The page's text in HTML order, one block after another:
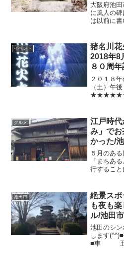
大阪府池田
に風人の
は以前に書
夢庵風人の
墓地にあ
イベント
猪名川花
2018年8
８０周
２０１８
（土）午
会！！ 1年
日ではない
グルメ
江戸時
み」で
かった/
５月のあ
「まちあ
行するこ
み」さん
ずみんな
池田市
絶景ス
も夜も
ル/池田市
池田のシ
します
■車 五月